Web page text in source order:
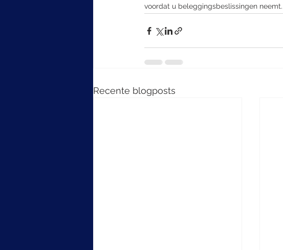
voordat u beleggingsbeslissingen neemt.
Recente blogposts